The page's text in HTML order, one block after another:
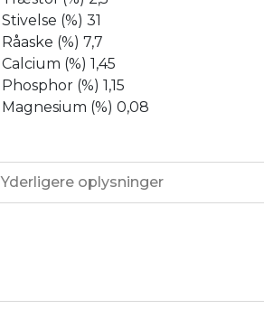
Stivelse (%) 31
Råaske (%) 7,7
Calcium (%) 1,45
Phosphor (%) 1,15
Magnesium (%) 0,08
Yderligere oplysninger